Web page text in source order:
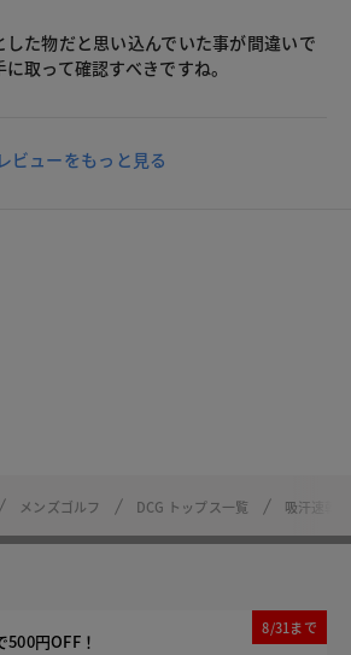
た物だと思い込んでいた事が間違いで
取って確認すべきですね。
レビューをもっと見る
メンズゴルフ DCG トップス一覧 吸汗速乾
円OFF！
8/31まで